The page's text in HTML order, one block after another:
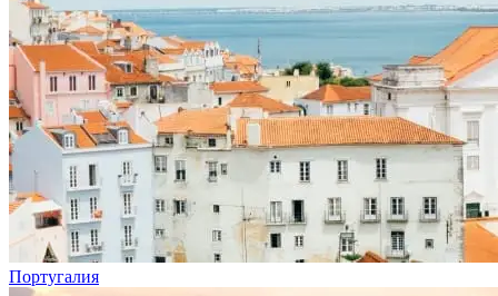
Португалия